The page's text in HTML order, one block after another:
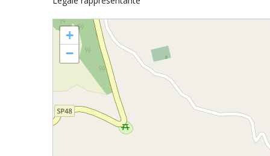
CENTRO
DIACONATO
SAN GIOVANNI EVANGELISTA - Borgonovo
+
−